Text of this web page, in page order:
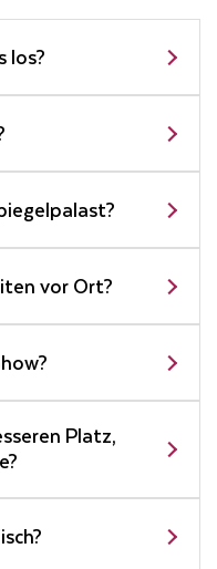
los?
vor Ort?
Platz,